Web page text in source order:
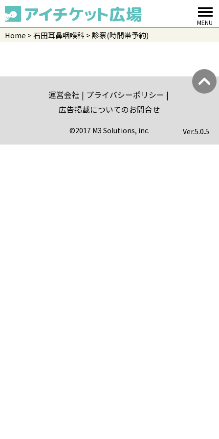
MENU
Home 石田耳鼻咽喉科 診察(時間帯予約)
運営会社
プライバシーポリシー
広告掲載についてのお問合せ
©2017 M3 Solutions, inc. Ver.5.0.5